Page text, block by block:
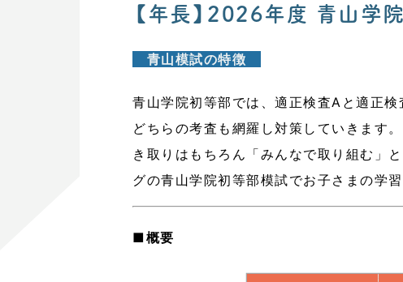
【年長】2026年度 青山学
青山模試の特徴
青山学院初等部では、適正検査Aと適正
どちらの考査も網羅し対策していきます
き取りはもちろん「みんなで取り組む」
グの青山学院初等部模試でお子さまの学
■概要